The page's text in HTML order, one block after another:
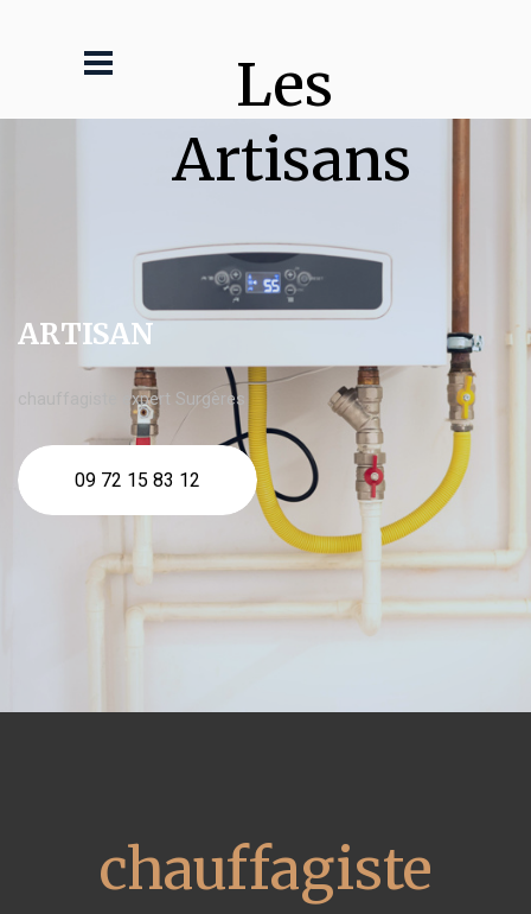
Les
Artisans
ARTISAN
chauffagiste expert Surgères
09 72 15 83 12
chauffagiste